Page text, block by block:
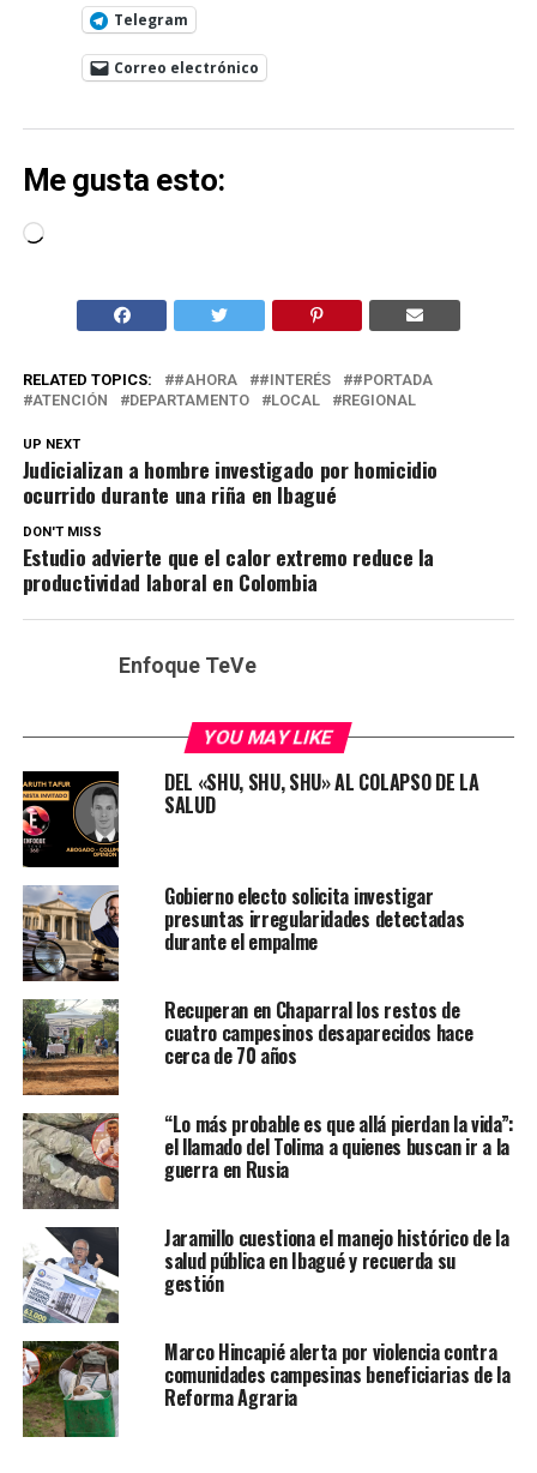
Telegram
Correo electrónico
Me gusta esto:
Cargando...
RELATED TOPICS: #AHORA #INTERÉS
#PORTADA
ATENCIÓN
DEPARTAMENTO LOCAL REGIONAL
UP NEXT
Judicializan a hombre investigado por homicidio
ocurrido durante una riña en Ibagué
DON'T MISS
Estudio advierte que el calor extremo reduce la
productividad laboral en Colombia
Enfoque TeVe
YOU MAY LIKE
DEL «SHU, SHU, SHU» AL COLAPSO DE LA
SALUD
Gobierno electo solicita investigar
presuntas irregularidades detectadas
durante el empalme
Recuperan en Chaparral los restos de
cuatro campesinos desaparecidos hace
cerca de 70 años
“Lo más probable es que allá pierdan la vida”:
el llamado del Tolima a quienes buscan ir a la
guerra en Rusia
Jaramillo cuestiona el manejo histórico de la
salud pública en Ibagué y recuerda su
gestión
Marco Hincapié alerta por violencia contra
comunidades campesinas beneficiarias de la
Reforma Agraria